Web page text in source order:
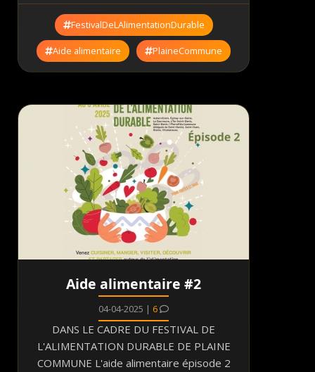
FestivalDeLAlimentationDurable
Aide alimentaire PlaineCommune
Aide alimentaire #2
04-04-2025 | 6
DANS LE CADRE DU FESTIVAL DE
L'ALIMENTATION DURABLE DE PLAINE
COMMUNE L'aide alimentaire épisode 2